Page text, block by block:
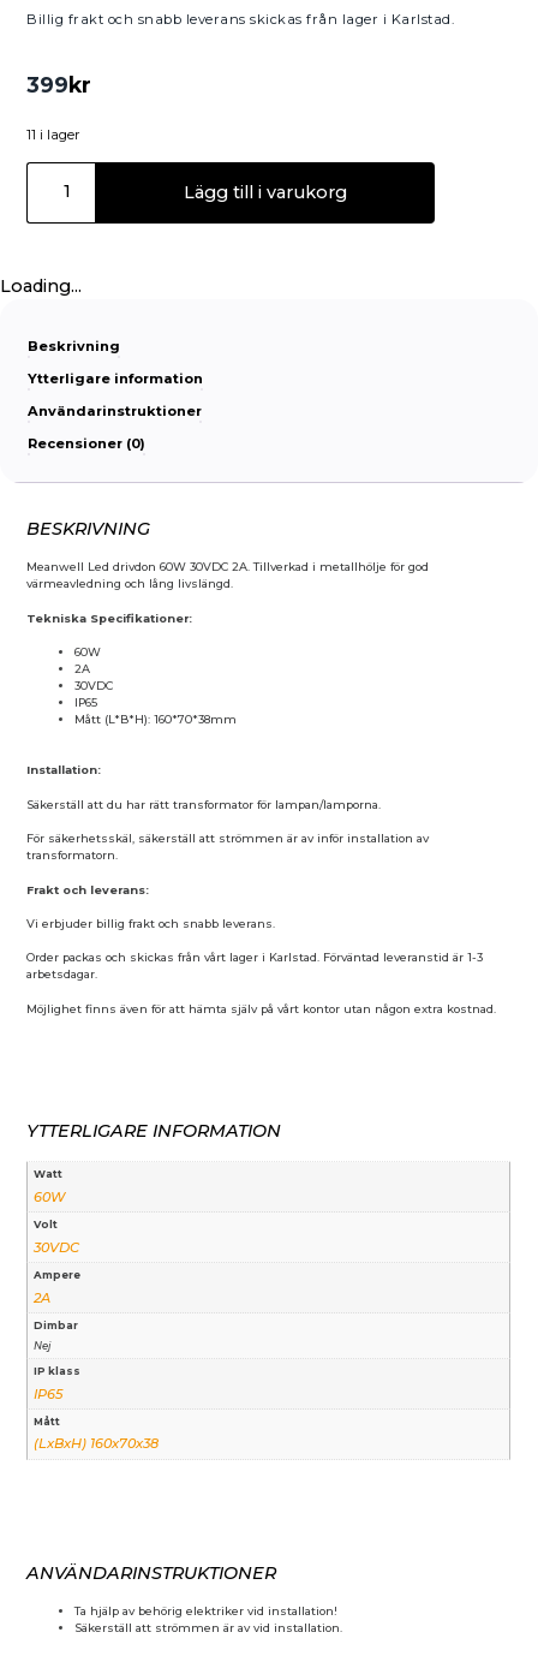
Billig frakt och snabb leverans skickas från lager i Karlstad.
399kr
11 i lager
Lägg till i varukorg
Loading...
Beskrivning
Ytterligare information
Användarinstruktioner
Recensioner (0)
BESKRIVNING
Meanwell Led drivdon 60W 30VDC 2A. Tillverkad i metallhölje för god
värmeavledning och lång livslängd.
Tekniska Specifikationer:
60W
2A
30VDC
IP65
Mått (L*B*H): 160*70*38mm
Installation:
Säkerställ att du har rätt transformator för lampan/lamporna.
För säkerhetsskäl, säkerställ att strömmen är av inför installation av
transformatorn.
Frakt och leverans:
Vi erbjuder billig frakt och snabb leverans.
Order packas och skickas från vårt lager i Karlstad. Förväntad leveranstid är 1-3
arbetsdagar.
Möjlighet finns även för att hämta själv på vårt kontor utan någon extra kostnad.
YTTERLIGARE INFORMATION
Watt
60W
Volt
30VDC
Ampere
2A
Dimbar
Nej
IP klass
IP65
Mått
(LxBxH) 160x70x38
ANVÄNDARINSTRUKTIONER
Ta hjälp av behörig elektriker vid installation!
Säkerställ att strömmen är av vid installation.